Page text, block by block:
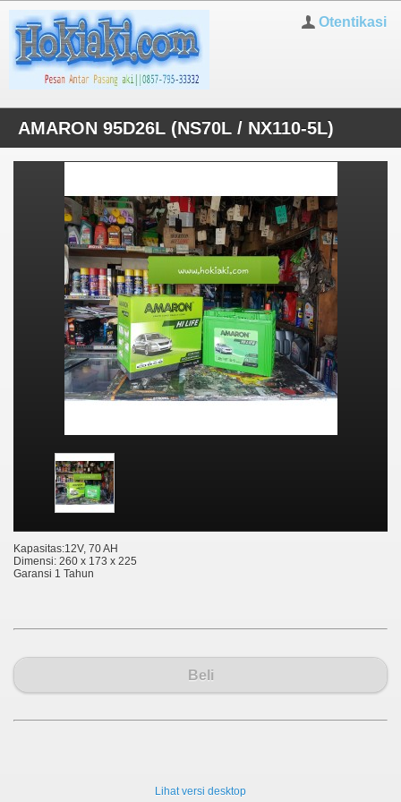
Otentikasi
AMARON 95D26L (NS70L / NX110-5L)
Kapasitas:12V, 70 AH
Dimensi: 260 x 173 x 225
Garansi 1 Tahun
Beli
Lihat versi desktop